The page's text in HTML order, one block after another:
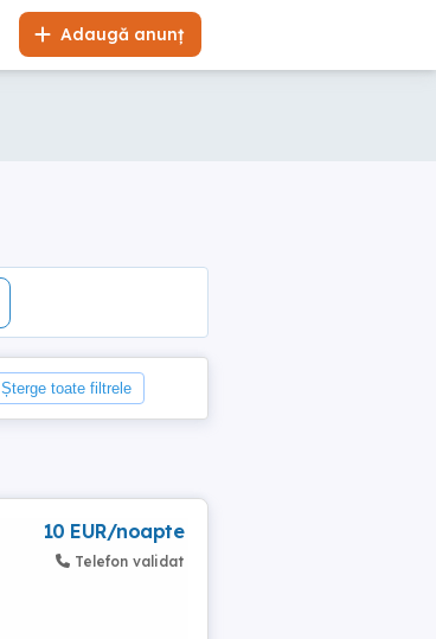
Adaugă anunț
Șterge toate filtrele
10 EUR/noapte
Telefon validat